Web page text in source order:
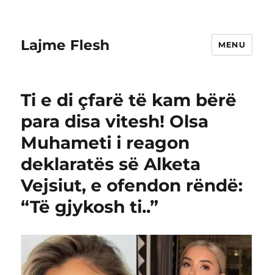
Lajme Flesh MENU
Ti e di çfarë të kam bërë
para disa vitesh! Olsa
Muhameti i reagon
deklaratës së Alketa
Vejsiut, e ofendon rëndë:
“Të gjykosh ti..”